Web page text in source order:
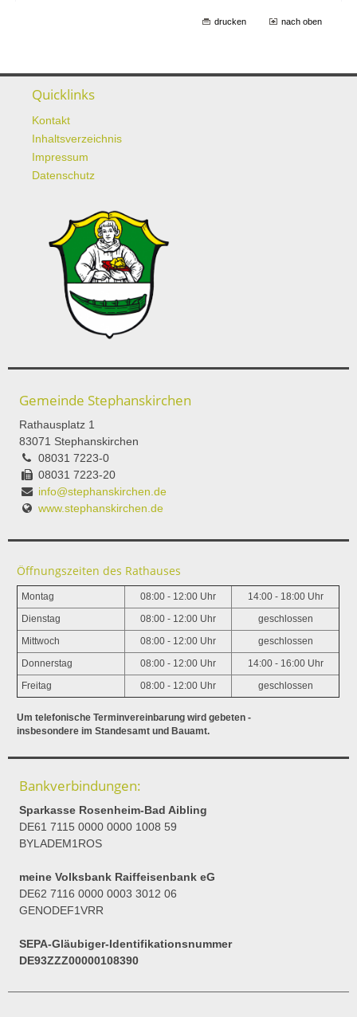
drucken nach oben
Quicklinks
Kontakt
Inhaltsverzeichnis
Impressum
Datenschutz
Gemeinde Stephanskirchen
Rathausplatz 1
83071 Stephanskirchen
08031 7223-0
08031 7223-20
info@stephanskirchen.de
www.stephanskirchen.de
Öffnungszeiten des Rathauses
Montag 08:00 - 12:00 Uhr 14:00 - 18:00 Uhr
Dienstag 08:00 - 12:00 Uhr geschlossen
Mittwoch 08:00 - 12:00 Uhr geschlossen
Donnerstag 08:00 - 12:00 Uhr 14:00 - 16:00 Uhr
Freitag 08:00 - 12:00 Uhr geschlossen
Um telefonische Terminvereinbarung wird gebeten -
insbesondere im Standesamt und Bauamt.
Bankverbindungen:
Sparkasse Rosenheim-Bad Aibling
DE61 7115 0000 0000 1008 59
BYLADEM1ROS
meine Volksbank Raiffeisenbank eG
DE62 7116 0000 0003 3012 06
GENODEF1VRR
SEPA-Gläubiger-Identifikationsnummer
DE93ZZZ00000108390